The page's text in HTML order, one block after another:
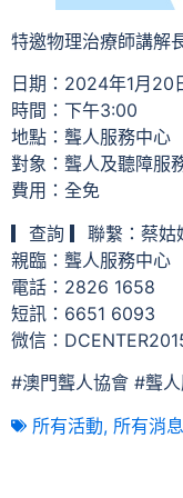
特邀物理治療師講解
日期：​2024年1月20
時間：下午3:00
地點：聾人服務中心
對象：聾人及聽障服
費用：全免
▎查詢 ▎聯繫：蔡姑
親臨：聾人服務中心
電話：2826 1658
短訊：6651 6093
微信：
#澳門聾人協會 #聾
所有活動, 所有消息